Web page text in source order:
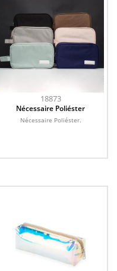
18873
Nécessaire Poliéster
Nécessaire Poliéster.